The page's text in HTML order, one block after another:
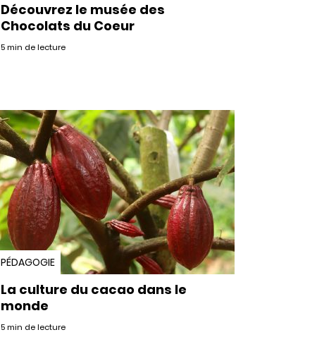
Découvrez le musée des
Chocolats du Coeur
5 min de lecture
PÉDAGOGIE
La culture du cacao dans le
monde
5 min de lecture